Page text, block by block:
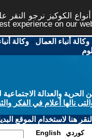
الكوكيز نرجو النقر
experience on our
وكالة أنباء العمال -وكالة
والعدالة الاجتماعية
نالها أعلام في الفكر
هنا لاستخدام الموقع
English كوردي